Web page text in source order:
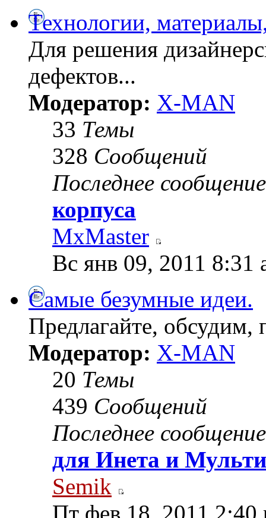
Технологии,
Для решения
дефектов...
Модератор: X-MAN
33 Темы
328 Сообщений
Последнее сообщение
корпуса
MxMaster
Вс янв 09, 2011 8:31
Самые безумные идеи.
Предлагайте, обсудим,
Модератор: X-MAN
20 Темы
439 Сообщений
Последнее сообщение
для Инета и
Semik